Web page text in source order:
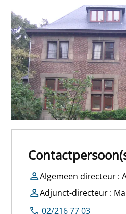
Algemeen directeur :
Adjunct-directeur :
02/216 77 03